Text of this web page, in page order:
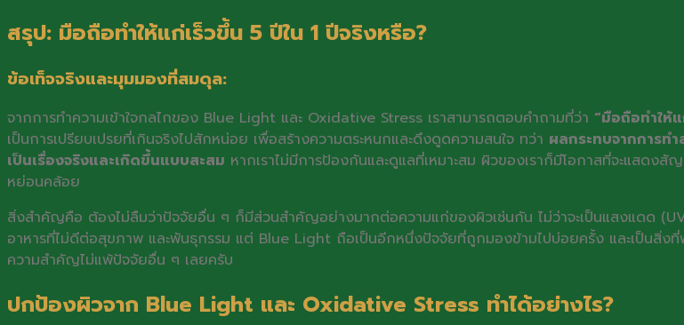
สรุป: มือถือทำให้แก่เร็วขึ้น 5 ปีใน 1 ปีจริงหรือ?
ข้อเท็จจริงและมุมมองที่สมดุล:
จากการทำความเข้าใจกลไกของ Blue Light และ Oxidative Stress เราสามารถตอบคำถามที่ว่า “มือถือทำให้
เป็นการเปรียบเปรยที่เกินจริงไปสักหน่อย เพื่อสร้างความตระหนกและดึงดูดความสนใจ ทว่า ผลกระทบจากการท
เป็นเรื่องจริงและเกิดขึ้นแบบสะสม หากเราไม่มีการป้องกันและดูแลที่เหมาะสม ผิวของเราก็มีโอกาสที่จะแส
หย่อนคล้อย
สิ่งสำคัญคือ ต้องไม่ลืมว่าปัจจัยอื่น ๆ ก็มีส่วนสำคัญอย่างมากต่อความแก่ของผิวเช่นกัน ไม่ว่าจะเป็นแสงแดด
อาหารที่ไม่ดีต่อสุขภาพ และพันธุกรรม แต่ Blue Light ถือเป็นอีกหนึ่งปัจจัยที่ถูกมองข้ามไปบ่อยครั้ง และเป็นสิ่ง
ความสำคัญไม่แพ้ปัจจัยอื่น ๆ เลยครับ
ปกป้องผิวจาก Blue Light และ Oxidative Stress ทำได้อย่างไร?